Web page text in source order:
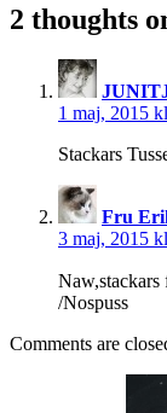
2 thoughts
1 maj, 2015
Stackars
Fru
3 maj, 2015
/Nospuss
Comments are